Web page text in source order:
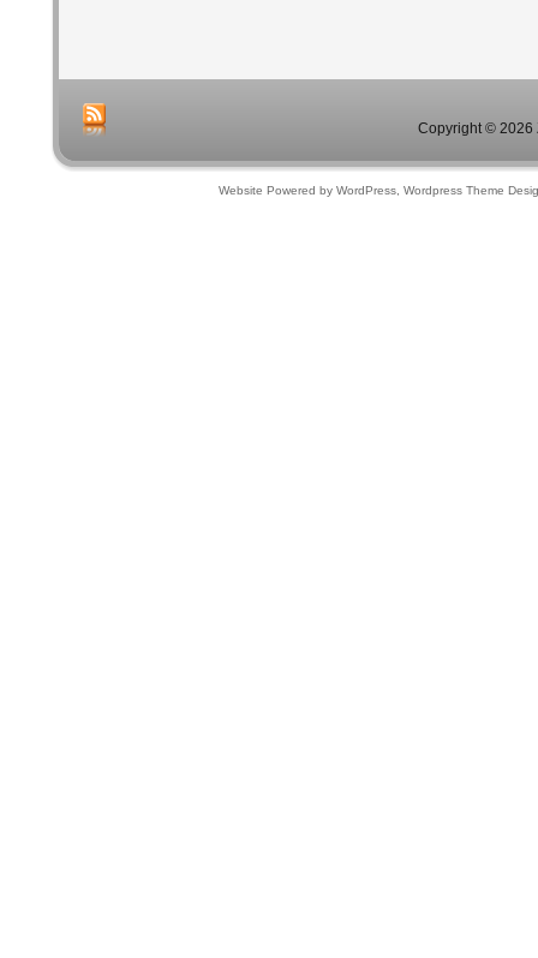
Copyright © 2026
Website Powered by WordPress, Wordpress Theme